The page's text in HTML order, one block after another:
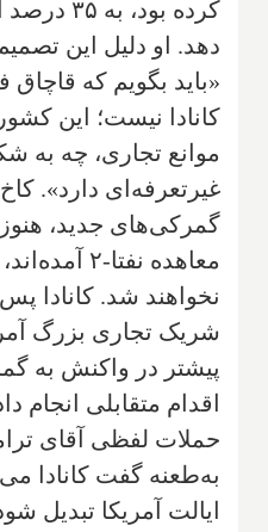
کرده
دهد. او دلیل این
«باید بگویم که قاچاق
کانادا نیست؛ این
موانع تجاری، چه به
غیرتعرفه‌ای دارد».
گمرکی‌های جدید، هنوز
معاهده
نخواهند شد. کانادا
شریک تجاری بزرگ
پیشتر در واکنش به
اقدام متقابلی انجام
حملات لفظی آقای
به‌طعنه گفت کانادا
ایالت آمریکا تبدیل